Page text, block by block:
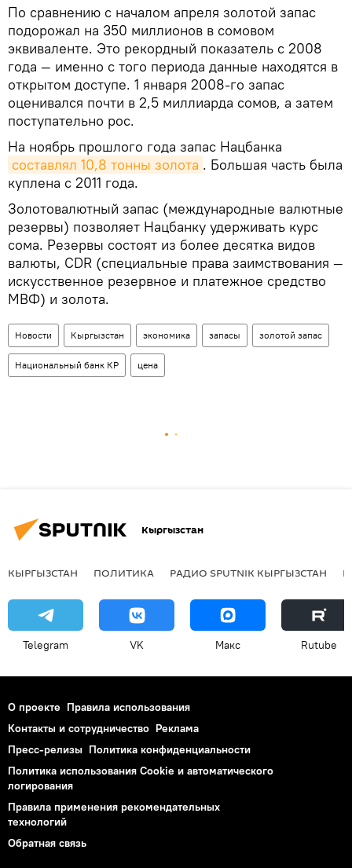
По сравнению с началом апреля золотой запас
подорожал на 350 миллионов в сомовом
эквиваленте. Это рекордный показатель с 2008
года — именно с того периода данные находятся в
открытом доступе. 1 января 2008-го запас
оценивался почти в 2,5 миллиарда сомов, а затем
поступательно рос.
На ноябрь прошлого года запас Нацбанка
составлял 10,8 тонны золота . Большая часть была
куплена с 2011 года.
Золотовалютный запас (международные валютные
резервы) позволяет Нацбанку удерживать курс
сома. Резервы состоят из более десятка видов
валюты, СDR (специальные права заимствования —
искусственное резервное и платежное средство
МВФ) и золота.
Новости Кыргызстан экономика запасы золотой запас
Национальный банк КР цена
Кыргызстан
КЫРГЫЗСТАН ПОЛИТИКА РАДИО SPUTNIK КЫРГЫЗСТАН
Telegram VK Макс Rutube
О проекте Правила использования
Контакты и сотрудничество Реклама
Пресс-релизы Политика конфиденциальности
Политика использования Cookie и автоматического
логирования
Правила применения рекомендательных
технологий
Обратная связь